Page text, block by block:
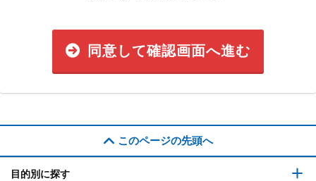
同意して確認画面へ進む
このページの先頭へ
目的別に探す